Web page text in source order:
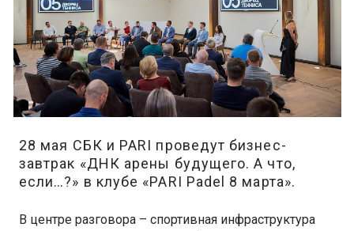
28 мая СБК и PARI проведут бизнес-
завтрак «ДНК арены будущего. А что,
если…?» в клубе «PARI Padel 8 марта».
В центре разговора – спортивная инфраструктура